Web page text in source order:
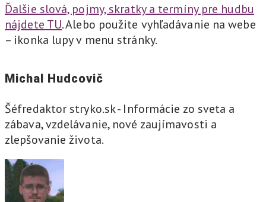
Ďalšie slová, pojmy, skratky a termíny pre hudbu
nájdete TU. Alebo použite vyhľadávanie na webe
– ikonka lupy v menu stránky.
Michal Hudcovič
Šéfredaktor stryko.sk - Informácie zo sveta a
zábava, vzdelávanie, nové zaujímavosti a
zlepšovanie života.